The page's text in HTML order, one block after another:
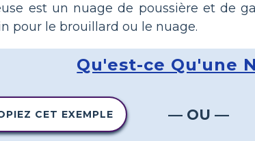
est un nuage de poussière et de
pour le brouillard ou le nuage.
Qu'est-ce Qu'une
CET EXEMPLE — OU —